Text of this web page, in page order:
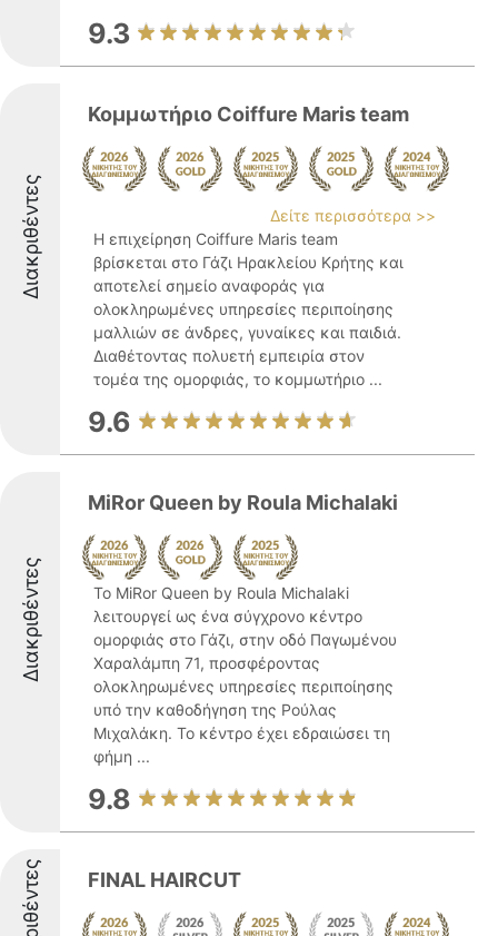
9.3
Διακριθέντες
Κομμωτήριο Coiffure Maris team
Δείτε περισσότερα >>
Η επιχείρηση Coiffure Maris team
βρίσκεται στο Γάζι Ηρακλείου Κρήτης και
αποτελεί σημείο αναφοράς για
ολοκληρωμένες υπηρεσίες περιποίησης
μαλλιών σε άνδρες, γυναίκες και παιδιά.
Διαθέτοντας πολυετή εμπειρία στον
τομέα της ομορφιάς, το κομμωτήριο ...
9.6
Διακριθέντες
MiRor Queen by Roula Michalaki
Το MiRor Queen by Roula Michalaki
λειτουργεί ως ένα σύγχρονο κέντρο
ομορφιάς στο Γάζι, στην οδό Παγωμένου
Χαραλάμπη 71, προσφέροντας
ολοκληρωμένες υπηρεσίες περιποίησης
υπό την καθοδήγηση της Ρούλας
Μιχαλάκη. Το κέντρο έχει εδραιώσει τη
φήμη ...
9.8
FINAL HAIRCUT